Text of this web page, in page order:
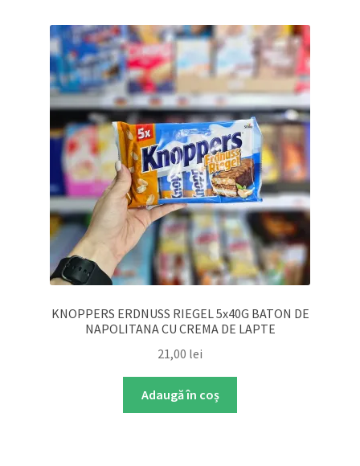
KNOPPERS ERDNUSS RIEGEL 5x40G BATON DE
NAPOLITANA CU CREMA DE LAPTE
21,00 lei
Adaugă în coș